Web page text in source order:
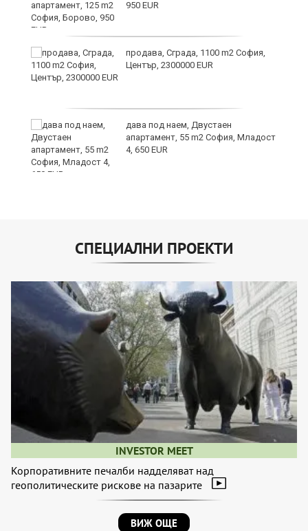
950 EUR
продава, Сграда, 1100 m2 София,
Център, 2300000 EUR
дава под наем, Двустаен
апартамент, 55 m2 София, Младост
4, 650 EUR
СПЕЦИАЛНИ ПРОЕКТИ
INVESTOR MEET
Корпоративните печалби надделяват над
геополитическите рискове на пазарите
ВИЖ ОЩЕ